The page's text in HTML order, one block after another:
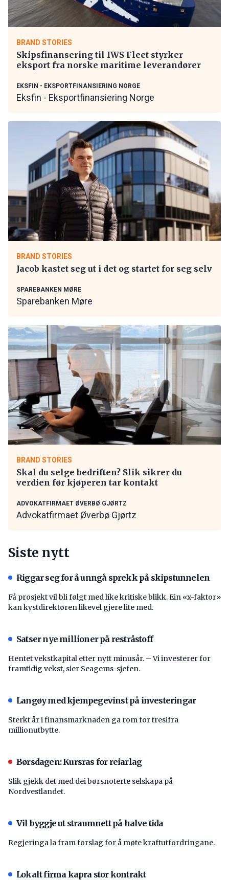
BRAND STORIES
Skipsfinansering til IWS Fleet styrker
eksport fra norske maritime leverandører
EKSFIN - EKSPORTFINANSIERING NORGE
Eksfin - Eksportfinansiering Norge
BRAND STORIES
Jacob kastet seg ut i det og startet for seg selv
SPAREBANKEN MØRE
Sparebanken Møre
BRAND STORIES
Skal du selge bedriften? Slik sikrer du
verdien før kjøperen tar kontakt
ADVOKATFIRMAET ØVERBØ GJØRTZ
Advokatfirmaet Øverbø Gjørtz
Siste nytt
Riggar seg for å unngå sprekk på skipstunnelen
Få prosjekt vil bli følgt med like kritiske blikk. Ein «x-faktor»
kan kystdirektøren likevel gjere lite med.
Satser nye millioner på restråstoff
Hentet vekstkapital etter nytt minusår. – Vi investerer for
framtidig vekst, sier Seagems-sjefen.
Langøy med kjempegevinst på investeringar
Sterkt år i finansmarknaden ga rom for tresifra
millionutbytte.
Børsdagen: Kursras for reiarlag
Slik gjekk det med dei børsnoterte selskapa på
Nordvestlandet.
Vil byggje ut straumnett på halve tida
Regjeringa la fram forslag for å møte kraftutfordringane.
Lokalt firma kapra stor kontrakt